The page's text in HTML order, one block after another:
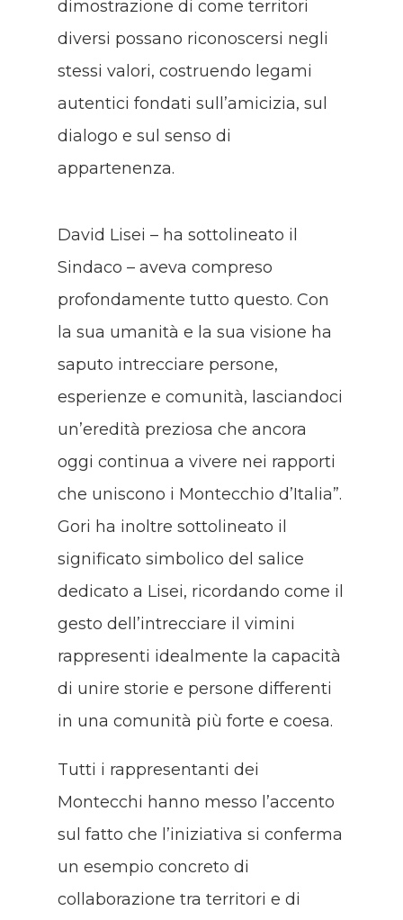
dimostrazione di come territori
diversi possano riconoscersi negli
stessi valori, costruendo legami
autentici fondati sull’amicizia, sul
dialogo e sul senso di
appartenenza.
David Lisei – ha sottolineato il
Sindaco – aveva compreso
profondamente tutto questo. Con
la sua umanità e la sua visione ha
saputo intrecciare persone,
esperienze e comunità, lasciandoci
un’eredità preziosa che ancora
oggi continua a vivere nei rapporti
che uniscono i Montecchio d’Italia”.
Gori ha inoltre sottolineato il
significato simbolico del salice
dedicato a Lisei, ricordando come il
gesto dell’intrecciare il vimini
rappresenti idealmente la capacità
di unire storie e persone differenti
in una comunità più forte e coesa.
Tutti i rappresentanti dei
Montecchi hanno messo l’accento
sul fatto che l’iniziativa si conferma
un esempio concreto di
collaborazione tra territori e di